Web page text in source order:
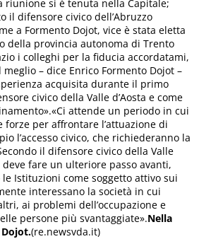
riunione si è tenuta nella Capitale;
il difensore civico dell’Abruzzo
a Formento Dojot, vice è stata eletta
della provincia autonoma di Trento
i colleghi per la fiducia accordatami,
– dice Enrico Formento Dojot –
acquisita durante il primo
civico della Valle d’Aosta e come
attende un periodo in cui
per affrontare l’attuazione di
l’accesso civico, che richiederanno la
il difensore civico della Valle
deve fare un ulteriore passo avanti,
Istituzioni come soggetto attivo sui
interessano la società in cui
ai problemi dell’occupazione e
persone più svantaggiate».Nella
(re.newsvda.it)